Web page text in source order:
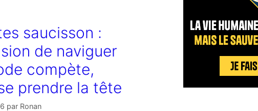
saucisson :
de naviguer
compète,
prendre la tête
par Ronan